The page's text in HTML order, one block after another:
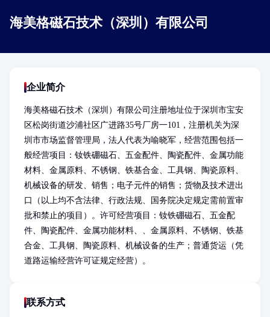
海美格磁石技术（深圳）有限公司
企业简介
海美格磁石技术（深圳）有限公司注册地址位于深圳市宝安
区松岗街道沙浦社区广进路35号厂房一101，注册机关为深
圳市市场监督管理局，法人代表为喻晓军，经营范围包括一
般经营项目：钕铁硼磁石、五金配件、陶瓷配件、金属功能
材料、金属原料、不锈钢、铁基合金、工具钢、陶瓷原料、
机械设备的研发、销售；电子元件的销售；货物及技术进出
口（以上均不含法律、行政法规、国务院决定规定需前置审
批和禁止的项目）。许可经营项目：钕铁硼磁石、五金配
件、陶瓷配件、金属功能材料、、金属原料、不锈钢、铁基
合金、工具钢、陶瓷原料、机械设备的生产；普通货运（凭
道路运输经营许可证规定经营）。
联系方式